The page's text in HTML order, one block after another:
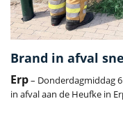
Brand in afval
Erp– Donderdagmiddag
in afval aan de Heufke in